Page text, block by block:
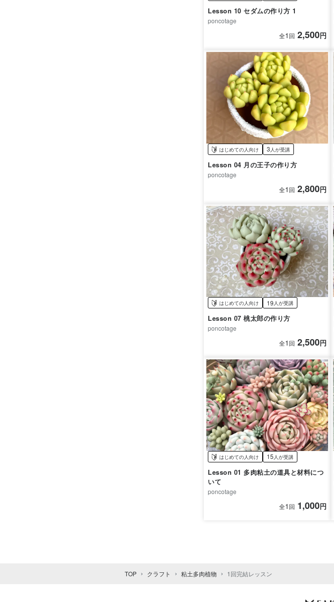
Lesson 10 セダムの作り方 1
poncotage
全1 回 2,500円
Lesson 04 月の王子の作り方
poncotage
はじめての人向け 3 人が受講
全1 回 2,800円
Lesson 07 桃太郎の作り方
poncotage
はじめての人向け 19 人が受講
全1 回 2,500円
Lesson 01 多肉粘土の道具と材料につ
いて
poncotage
はじめての人向け 15 人が受講
全1 回 1,000円
TOP クラフト 粘土多肉植物 1回完結レッスン